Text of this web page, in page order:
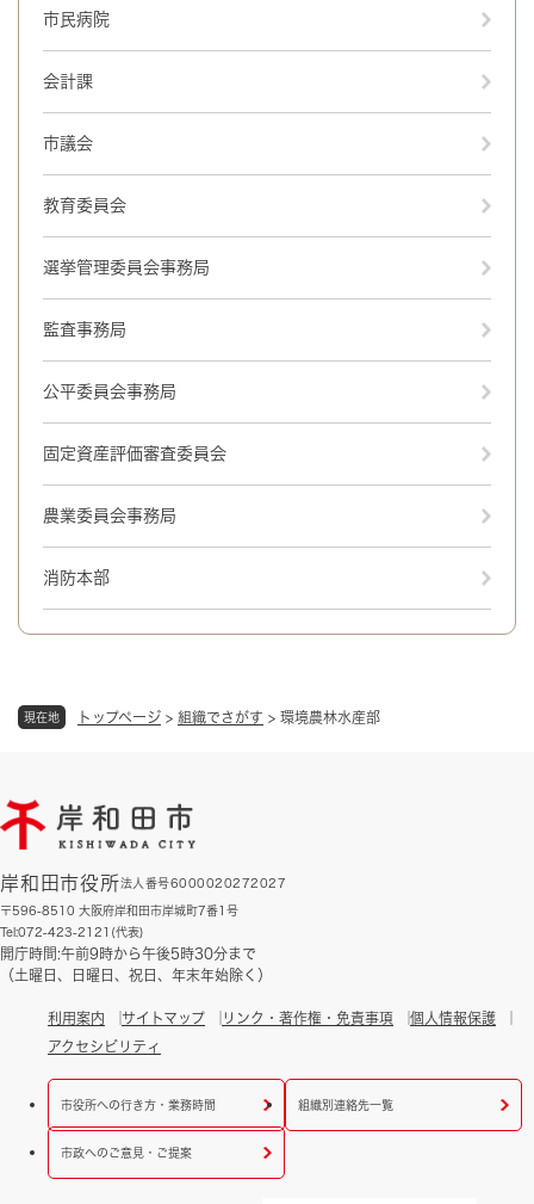
現在地 トップページ > 組織でさがす > 環境農林水産部
市民病院
会計課
市議会
教育委員会
選挙管理委員会事務局
監査事務局
公平委員会事務局
固定資産評価審査委員会
農業委員会事務局
消防本部
岸和田市役所法人番号6000020272027
〒596-8510 大阪府岸和田市岸城町7番1号
Tel:072-423-2121(代表)
開庁時間:午前9時から午後5時30分まで
（土曜日、日曜日、祝日、年末年始除く）
利用案内 サイトマップ リンク・著作権・免責事項
個人情報保護
アクセシビリティ
市役所への行き方・業務時間 組織別連絡先一覧
市政へのご意見・ご提案